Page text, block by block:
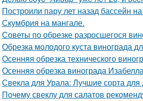
Построили пару лет назад бассейн
Скумбрия на мангале.
Советы по обрезке разросшегося
Обрезка молодого куста винограда
Осенняя обрезка технического
Осенняя обрезка винограда
Свекла для Урала: Лучшие сорта для
Почему свеклу для салатов